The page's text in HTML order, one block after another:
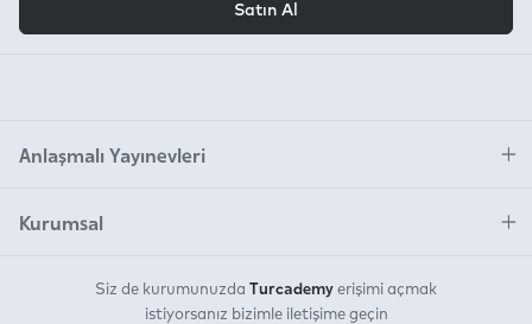
Satın Al
Anlaşmalı Yayınevleri
Kurumsal
Siz de kurumunuzda Turcademy erişimi açmak
istiyorsanız bizimle iletişime geçin